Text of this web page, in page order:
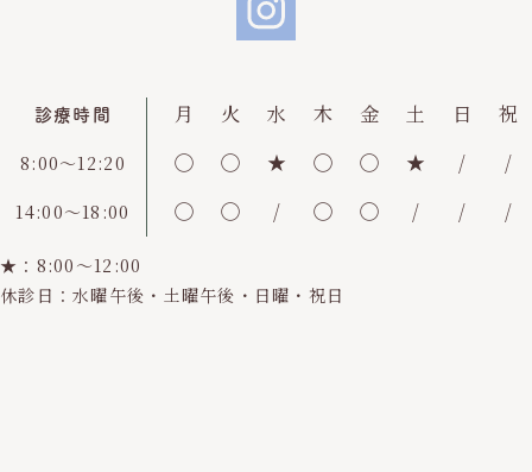
診療時間 月 火 水 木 金 土 日 祝
8:00～12:20 ◯ ◯ ★ ◯ ◯ ★ / /
14:00～18:00 ◯ ◯ / ◯ ◯ / / /
★：8:00〜12:00
休診日：水曜午後・土曜午後・日曜・祝日